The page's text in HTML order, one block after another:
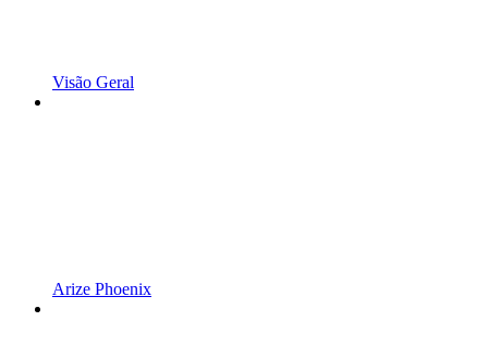
Visão Geral
Arize Phoenix